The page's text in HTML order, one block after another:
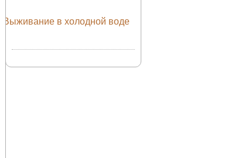
Выживание в холодной воде